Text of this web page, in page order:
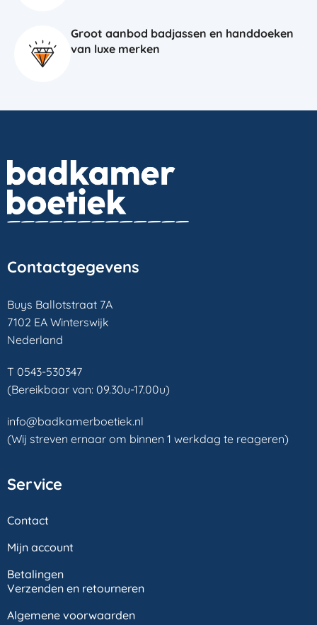
Groot aanbod badjassen en handdoeken
van luxe merken
Contactgegevens
Buys Ballotstraat 7A
7102 EA Winterswijk
Nederland
T 0543-530347
(Bereikbaar van: 09.30u-17.00u)
info@badkamerboetiek.nl
(Wij streven ernaar om binnen 1 werkdag te reageren)
Service
Contact
Mijn account
Betalingen
Verzenden en retourneren
Algemene voorwaarden